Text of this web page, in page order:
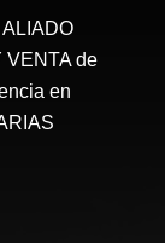
VENTA de
en